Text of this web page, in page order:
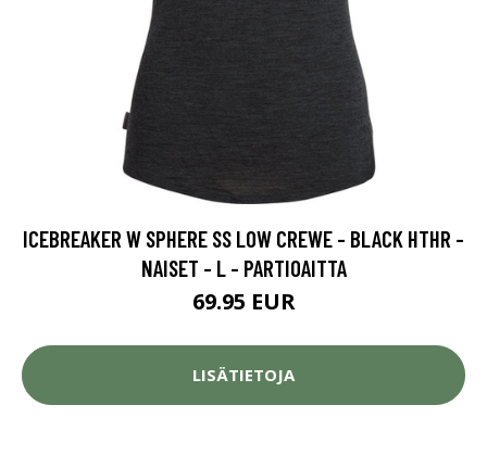
ICEBREAKER W SPHERE SS LOW CREWE - BLACK HTHR -
NAISET - L - PARTIOAITTA
69.95 EUR
LISÄTIETOJA